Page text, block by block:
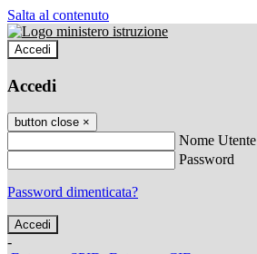
Salta al contenuto
Accedi
Accedi
button close ×
Nome Utente
Password
Password dimenticata?
-